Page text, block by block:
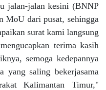
jalan-jalan kesini (BNNP
MoU dari pusat, sehingga
surat kami langsung
terima kasih
semoga kedepannya
yang saling bekerjasama
Kalimantan Timur,"